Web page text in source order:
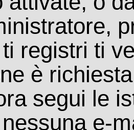
registri ti
è
segui le
e-